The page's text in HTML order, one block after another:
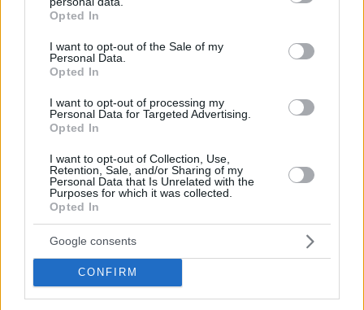
grant or deny consent to Google and its third-party tags to
use your data for below specified purposes in below Google
consent section.
Opted In
I want to opt-out of the Sale of my
Personal Data.
Opted In
I want to opt-out of processing my
Personal Data for Targeted Advertising.
Opted In
I want to opt-out of Collection, Use,
Retention, Sale, and/or Sharing of my
Personal Data that Is Unrelated with the
Purposes for which it was collected.
Opted In
Google consents
CONFIRM
Στα άκρα η κόντρα ΠΑΣΟΚ - ΝΔ για τη μεσαία τάξη - Οι
31.05.2023, 07:40